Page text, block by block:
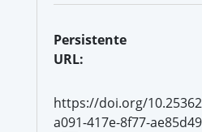
Persistente
URL:
https://doi.org/
a091-417e-8f77-